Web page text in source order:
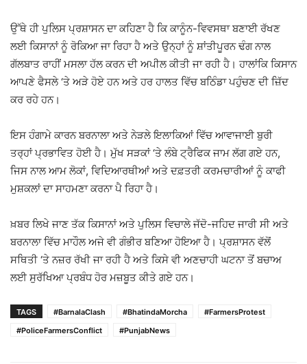
ਉੱਥੇ ਹੀ ਪੁਲਿਸ ਪ੍ਰਸ਼ਾਸਨ ਦਾ ਕਹਿਣਾ ਹੈ ਕਿ ਕਾਨੂੰਨ-ਵਿਵਸਥਾ ਬਣਾਈ ਰੱਖਣ
ਲਈ ਕਿਸਾਨਾਂ ਨੂੰ ਰੋਕਿਆ ਜਾ ਰਿਹਾ ਹੈ ਅਤੇ ਉਨ੍ਹਾਂ ਨੂੰ ਸ਼ਾਂਤੀਪੂਰਨ ਢੰਗ ਨਾਲ
ਗੱਲਬਾਤ ਰਾਹੀਂ ਮਸਲਾ ਹੱਲ ਕਰਨ ਦੀ ਅਪੀਲ ਕੀਤੀ ਜਾ ਰਹੀ ਹੈ। ਹਾਲਾਂਕਿ ਕਿਸਾਨ
ਆਪਣੇ ਫੈਸਲੇ ‘ਤੇ ਅੜੇ ਹੋਏ ਹਨ ਅਤੇ ਹਰ ਹਾਲਤ ਵਿੱਚ ਬਠਿੰਡਾ ਪਹੁੰਚਣ ਦੀ ਜ਼ਿੱਦ
ਕਰ ਰਹੇ ਹਨ।
ਇਸ ਹੰਗਾਮੇ ਕਾਰਨ ਬਰਨਾਲਾ ਅਤੇ ਨੇੜਲੇ ਇਲਾਕਿਆਂ ਵਿੱਚ ਆਵਾਜਾਈ ਬੁਰੀ
ਤਰ੍ਹਾਂ ਪ੍ਰਭਾਵਿਤ ਹੋਈ ਹੈ। ਮੁੱਖ ਸੜਕਾਂ ‘ਤੇ ਲੰਬੇ ਟ੍ਰੈਫਿਕ ਜਾਮ ਲੱਗ ਗਏ ਹਨ,
ਜਿਸ ਨਾਲ ਆਮ ਲੋਕਾਂ, ਵਿਦਿਆਰਥੀਆਂ ਅਤੇ ਦਫ਼ਤਰੀ ਕਰਮਚਾਰੀਆਂ ਨੂੰ ਕਾਫੀ
ਮੁਸ਼ਕਲਾਂ ਦਾ ਸਾਹਮਣਾ ਕਰਨਾ ਪੈ ਰਿਹਾ ਹੈ।
ਖ਼ਬਰ ਲਿਖੇ ਜਾਣ ਤੱਕ ਕਿਸਾਨਾਂ ਅਤੇ ਪੁਲਿਸ ਵਿਚਾਲੇ ਜੱਦੋ-ਜਹਿਦ ਜਾਰੀ ਸੀ ਅਤੇ
ਬਰਨਾਲਾ ਵਿੱਚ ਮਾਹੌਲ ਅਜੇ ਵੀ ਗੰਭੀਰ ਬਣਿਆ ਹੋਇਆ ਹੈ। ਪ੍ਰਸ਼ਾਸਨ ਵੱਲੋਂ
ਸਥਿਤੀ ‘ਤੇ ਨਜ਼ਰ ਰੱਖੀ ਜਾ ਰਹੀ ਹੈ ਅਤੇ ਕਿਸੇ ਵੀ ਅਣਚਾਹੀ ਘਟਨਾ ਤੋਂ ਬਚਾਅ
ਲਈ ਸੁਰੱਖਿਆ ਪ੍ਰਬੰਧ ਹੋਰ ਮਜ਼ਬੂਤ ਕੀਤੇ ਗਏ ਹਨ।
TAGS #BarnalaClash #BhatindaMorcha
#FarmersProtest
#PoliceFarmersConflict
#PunjabNews